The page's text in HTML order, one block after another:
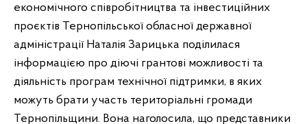
економічного співробітництва та інвестиційних
проєктів Тернопільської обласної державної
адміністрації Наталія Зарицька поділилася
інформацією про діючі грантові можливості та
діяльність програм технічної підтримки, в яких
можуть брати участь територіальні громади
Тернопільщини. Вона наголосила, що представники